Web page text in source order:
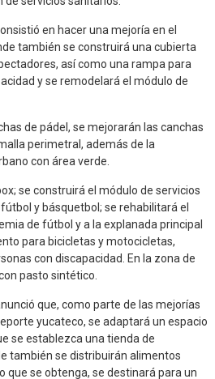
en hacer una mejoría en el
también se construirá una cubierta
así como una rampa para
y se remodelará el módulo de
de pádel, se mejorarán las canchas
perimetral, además de la
con área verde.
se construirá el módulo de servicios
y básquetbol; se rehabilitará el
de fútbol y a la explanada principal
para bicicletas y motocicletas,
con discapacidad. En la zona de
pasto sintético.
que, como parte de las mejorías
yucateco, se adaptará un espacio
se establezca una tienda de
también se distribuirán alimentos
que se obtenga, se destinará para un